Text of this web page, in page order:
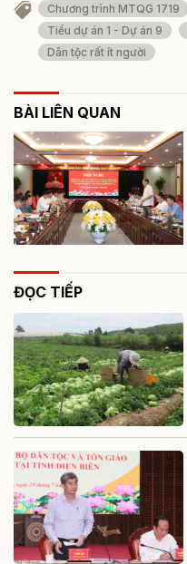
Chương trình MTQG 1719
Tiểu dự án 1 - Dự án 9
Dân tộc rất ít người
BÀI LIÊN QUAN
ĐỌC TIẾP